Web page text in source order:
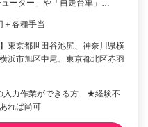
ーター」や「自走台車」…
＋各種手当
東京都世田谷池尻、神奈川県横
浜市旭区中尾、東京都北区赤羽
入力作業ができる方 ★経験不
れば尚可